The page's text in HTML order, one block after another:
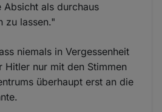
Absicht als durchaus
zu lassen."
niemals in Vergessenheit
Hitler nur mit den Stimmen
überhaupt erst an die